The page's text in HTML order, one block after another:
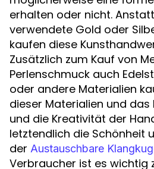
erhalten oder nicht.
verwendete Gold oder
kaufen diese
Zusätzlich zum Kauf von
Perlenschmuck auch
oder andere Materialien
dieser Materialien und das
und die Kreativität der
letztendlich die Schönheit
der Austauschbare
Verbraucher ist es wichtig